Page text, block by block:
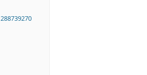
288739270